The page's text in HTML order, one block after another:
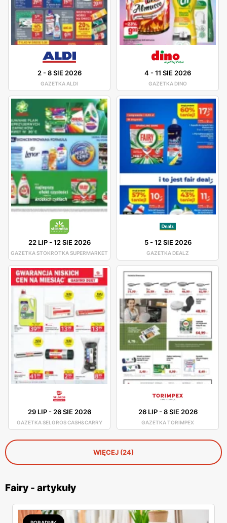
2-8 SIE 2026
GAZETKA ALDI
4 -11 SIE 2026
GAZETKA DINO
22 LIP-12 SIE 2026
GAZETKA STOKROTKA SUPERMARKET
5-12 SIE 2026
GAZETKA DEALZ
29 LIP-26 SIE 2026
GAZETKA SELGROS CASH&CARRY
26 LIP-8 SIE 2026
GAZETKA TORIMPEX
WIĘCEJ (24)
Fairy - artykuły